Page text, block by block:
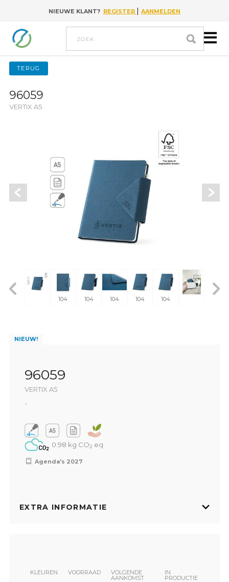
Go to contentNIEUWE KLANT? REGISTER | AANMELDEN
Zoek
TERUG
96059
VERTIX A5
104 104 104 104 104
NIEUW!
96059
VERTIX A5
-
0.98 kg CO2 eq
Agenda's 2027
EXTRA INFORMATIE
KLEUREN VOORRAAD VOLGENDE
AANKOMST
IN
PRODUCTIE